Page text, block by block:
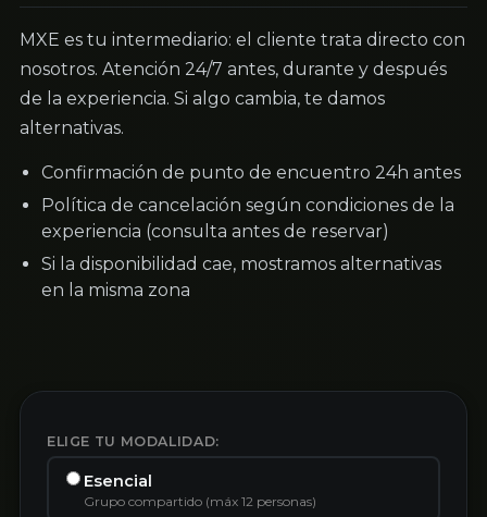
MXE es tu intermediario: el cliente trata directo con
nosotros. Atención 24/7 antes, durante y después
de la experiencia. Si algo cambia, te damos
alternativas.
Confirmación de punto de encuentro 24h antes
Política de cancelación según condiciones de la
experiencia (consulta antes de reservar)
Si la disponibilidad cae, mostramos alternativas
en la misma zona
ELIGE TU MODALIDAD:
Esencial
Grupo compartido (máx 12 personas)